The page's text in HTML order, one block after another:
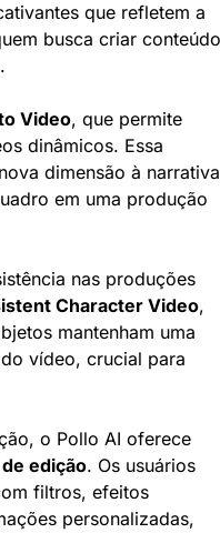
que refletem a
busca criar conteúdo
Video, que permite
dinâmicos. Essa
dimensão à narrativa
em uma produção
nas produções
Character Video,
mantenham uma
vídeo, crucial para
o Pollo AI oferece
edição. Os usuários
filtros, efeitos
personalizadas,